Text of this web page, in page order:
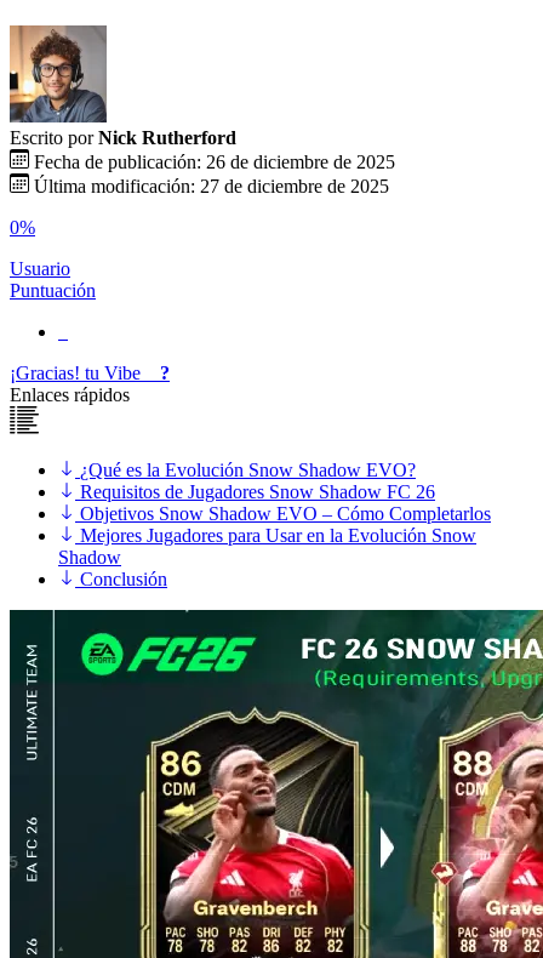
Escrito por Nick Rutherford
Fecha de publicación: 26 de diciembre de 2025
Última modificación: 27 de diciembre de 2025
0%
Usuario
Puntuación
¡Gracias! tu Vibe
?
Enlaces rápidos
¿Qué es la Evolución Snow Shadow EVO?
Requisitos de Jugadores Snow Shadow FC 26
Objetivos Snow Shadow EVO – Cómo Completarlos
Mejores Jugadores para Usar en la Evolución Snow
Shadow
Conclusión